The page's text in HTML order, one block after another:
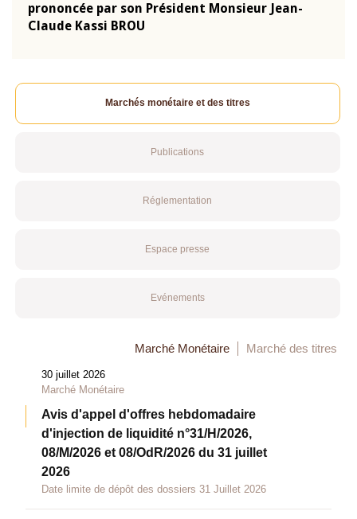
prononcée par son Président Monsieur Jean-
Claude Kassi BROU
Marchés monétaire et des titres
Publications
Réglementation
Espace presse
Evénements
Marché Monétaire Marché des titres
30 juillet 2026
Marché Monétaire
Avis d'appel d'offres hebdomadaire
d'injection de liquidité n°31/H/2026,
08/M/2026 et 08/OdR/2026 du 31 juillet
2026
Date limite de dépôt des dossiers 31 Juillet 2026